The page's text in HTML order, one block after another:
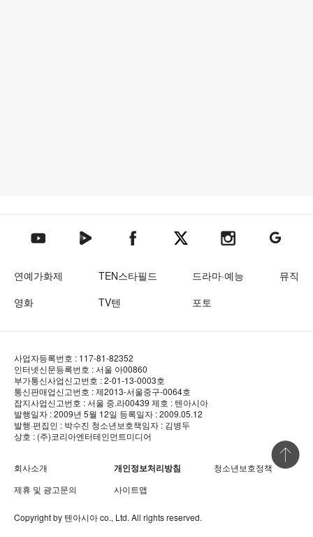
텐아시아 유튜브텐아시아 네이버TV텐아시아 페이스북텐아시아 엑스텐아시아 인스타그램
텐아시아
연예가화제 TEN스타필드 드라마·예능
뮤직
영화
TV텐 포토
사업자등록번호 : 117-81-82352
인터넷신문등록번호 : 서울 아00860
부가통신사업신고번호 : 2-01-13-0003호
통신판매업신고번호 : 제2013-서울중구-0064호
잡지사업신고번호 : 서울 중.라00439 제호 : 텐아시아
발행일자 : 2009년 5월 12일 등록일자 : 2009.05.12
발행·편집인 : 박수진 청소년보호책임자 : 김병두
상호 : (주)코리아엔터테인먼트미디어
회사소개 개인정보처리방침
청소년보호정책
제휴 및 광고문의
사이트맵
Copyright by 텐아시아co., Ltd. All rights reserved.
상단 바로